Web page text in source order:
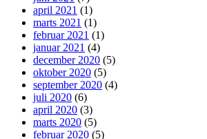
april 2021 (1)
marts 2021 (1)
februar 2021 (1)
januar 2021 (4)
december 2020 (5)
oktober 2020 (5)
september 2020 (4)
juli 2020 (6)
april 2020 (3)
marts 2020 (5)
februar 2020 (5)